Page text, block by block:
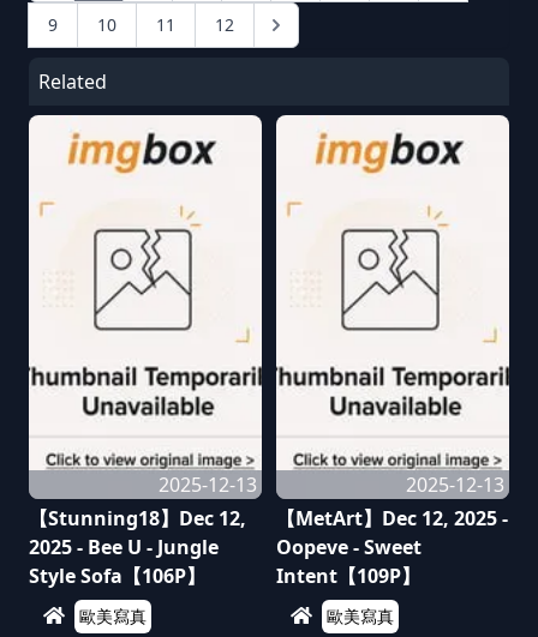
9 10 11 12
Related
2025-12-13
【Stunning18】Dec 12,
2025 - Bee U - Jungle
Style Sofa【106P】
歐美寫真
2025-12-13
【MetArt】Dec 12, 2025 -
Oopeve - Sweet
Intent【109P】
歐美寫真